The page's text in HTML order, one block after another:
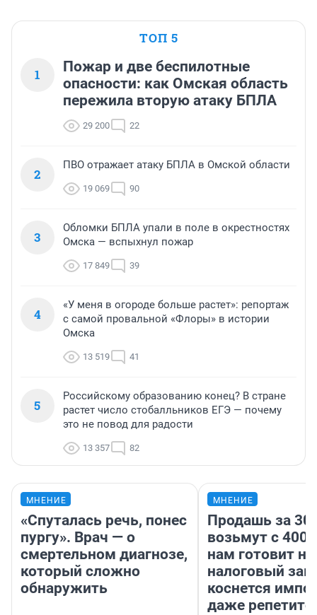
ТОП 5
1
Пожар и две беспилотные
опасности: как Омская область
пережила вторую атаку БПЛА
29 200 22
2
ПВО отражает атаку БПЛА в Омской области
19 069 90
3
Обломки БПЛА упали в поле в окрестностях
Омска — вспыхнул пожар
17 849 39
4
«У меня в огороде больше растет»: репортаж
с самой провальной «Флоры» в истории
Омска
13 519 41
5
Российскому образованию конец? В стране
растет число стобалльников ЕГЭ — почему
это не повод для радости
13 357 82
МНЕНИЕ
«Спуталась речь, понес
пургу». Врач — о
смертельном диагнозе,
который сложно
обнаружить
МНЕНИЕ
Продашь за
возьмут с
нам готовит
налоговый
коснется
даже